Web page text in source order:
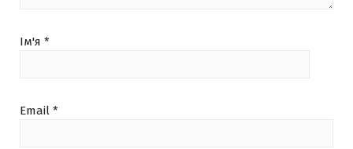
Ім'я *
Email *